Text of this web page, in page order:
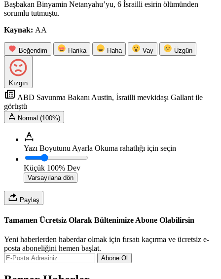
Başbakan Binyamin Netanyahu’yu, 6 İsrailli esirin ölümünden
sorumlu tutmuştu.
Kaynak: AA
Beğendim Harika Haha Vay Üzgün
Kızgın
ABD Savunma Bakanı Austin, İsrailli mevkidaşı Gallant ile
görüştü
Normal (100%)
Yazı Boyutunu Ayarla Okuma rahatlığı için seçin
Küçük 100% Dev
Varsayılana dön
Paylaş
Tamamen Ücretsiz Olarak Bültenimize Abone Olabilirsin
Yeni haberlerden haberdar olmak için fırsatı kaçırma ve ücretsiz e-
posta aboneliğini hemen başlat.
Abone Ol